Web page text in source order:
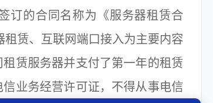
的合同名称为《服务器租赁合
赁、互联网端口接入为主要内容
赁服务器并支付了第一年的租赁
业务经营许可证，不得从事电信